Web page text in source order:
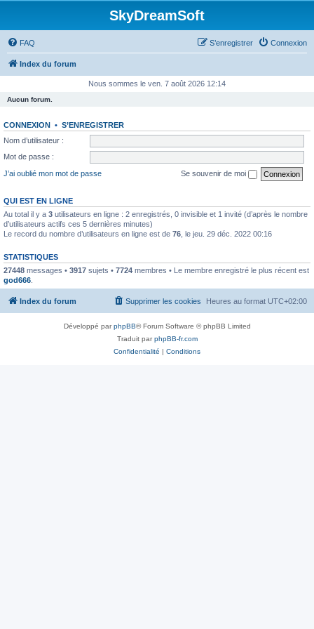
SkyDreamSoft
FAQ Connexion
S’enregistrer
Index du forum
Nous sommes le ven. 7 août 2026 12:14
Aucun forum.
CONNEXION • S’ENREGISTRER
Nom d’utilisateur :
Mot de passe :
J’ai oublié mon mot de passe
Se souvenir de moi
QUI EST EN LIGNE
Au total il y a 3 utilisateurs en ligne : 2 enregistrés, 0 invisible et 1 invité (d’après le nombre
d’utilisateurs actifs ces 5 dernières minutes)
Le record du nombre d’utilisateurs en ligne est de 76 , le jeu. 29 déc. 2022 00:16
STATISTIQUES
27448 messages • 3917 sujets • 7724 membres • Le membre enregistré le plus récent est
god666
Index du forum Heures au format UTC+02:00
Supprimer les cookies
Développé parphpBB® Forum Software © phpBB Limited
Traduit parphpBB-fr.com
Confidentialité | Conditions